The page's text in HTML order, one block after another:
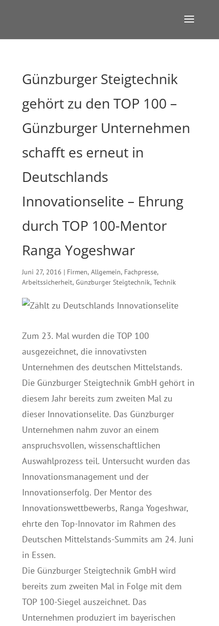
Günzburger Steigtechnik
gehört zu den TOP 100 –
Günzburger Unternehmen
schafft es erneut in
Deutschlands
Innovationselite – Ehrung
durch TOP 100-Mentor
Ranga Yogeshwar
Juni 27, 2016 | Firmen, Allgemein, Fachpresse,
Arbeitssicherheit, Günzburger Steigtechnik, Technik
Zum 23. Mal wurden die TOP 100
ausgezeichnet, die innovativsten
Unternehmen des deutschen Mittelstands.
Die Günzburger Steigtechnik GmbH gehört in
diesem Jahr bereits zum zweiten Mal zu
dieser Innovationselite. Das Günzburger
Unternehmen nahm zuvor an einem
anspruchsvollen, wissenschaftlichen
Auswahlprozess teil. Untersucht wurden das
Innovationsmanagement und der
Innovationserfolg. Der Mentor des
Innovationswettbewerbs, Ranga Yogeshwar,
ehrte den Top-Innovator im Rahmen des
Deutschen Mittelstands-Summits am 24. Juni
in Essen.
Die Günzburger Steigtechnik GmbH wird
bereits zum zweiten Mal in Folge mit dem
TOP 100-Siegel auszeichnet. Das
Unternehmen produziert im bayerischen